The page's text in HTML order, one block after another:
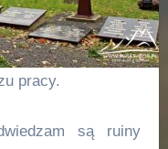
pracy.
są ruiny